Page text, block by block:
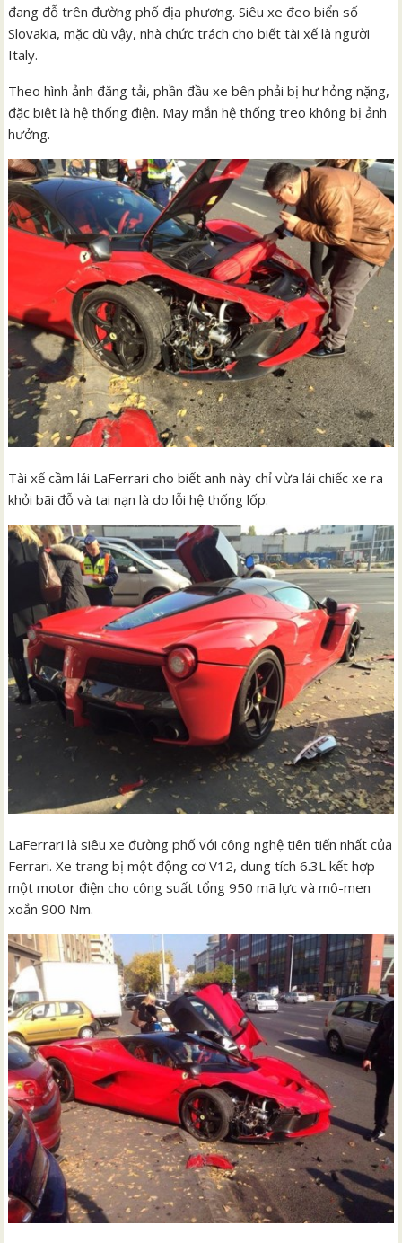
đang đỗ trên đường phố địa phương. Siêu xe đeo biển số
Slovakia, mặc dù vậy, nhà chức trách cho biết tài xế là người
Italy.
Theo hình ảnh đăng tải, phần đầu xe bên phải bị hư hỏng nặng,
đặc biệt là hệ thống điện. May mắn hệ thống treo không bị ảnh
hưởng.
Tài xế cầm lái LaFerrari cho biết anh này chỉ vừa lái chiếc xe ra
khỏi bãi đỗ và tai nạn là do lỗi hệ thống lốp.
LaFerrari là siêu xe đường phố với công nghệ tiên tiến nhất của
Ferrari. Xe trang bị một động cơ V12, dung tích 6.3L kết hợp
một motor điện cho công suất tổng 950 mã lực và mô-men
xoắn 900 Nm.